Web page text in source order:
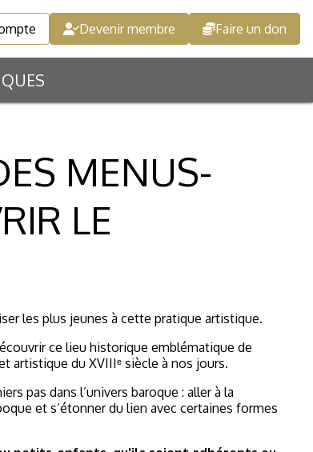
Devenir membre Faire un don
MENUS-
LE
les plus jeunes à cette pratique artistique.
ce lieu historique emblématique de
artistique du XVIIIᵉ siècle à nos jours.
pas dans l’univers baroque : aller à la
et s’étonner du lien avec certaines formes